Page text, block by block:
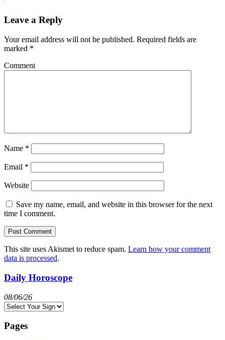
Leave a Reply
Your email address will not be published. Required fields are
marked *
Comment
Name *
Email *
Website
Save my name, email, and website in this browser for the next
time I comment.
This site uses Akismet to reduce spam. Learn how your comment
data is processed.
Daily Horoscope
08/06/26
Pages